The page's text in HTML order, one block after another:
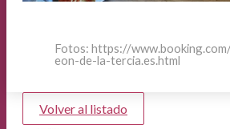
Fotos: https://
eon-de-la-tercia.es.html
Volver al listado